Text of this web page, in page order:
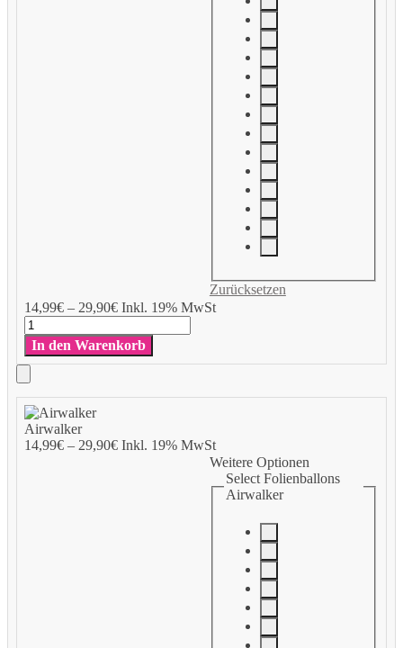
Add
to
Cart
14,99€– 29,90€Inkl. 19% MwSt
Zurücksetzen
Airwalker
Menge
In den Warenkorb
Add
to
Cart
Airwalker
14,99€– 29,90€Inkl. 19% MwSt
Weitere Optionen
Select Folienballons
Airwalker